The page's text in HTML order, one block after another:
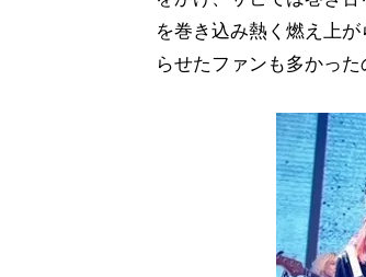
を巻き込み熱く燃え上
らせたファンも多かった